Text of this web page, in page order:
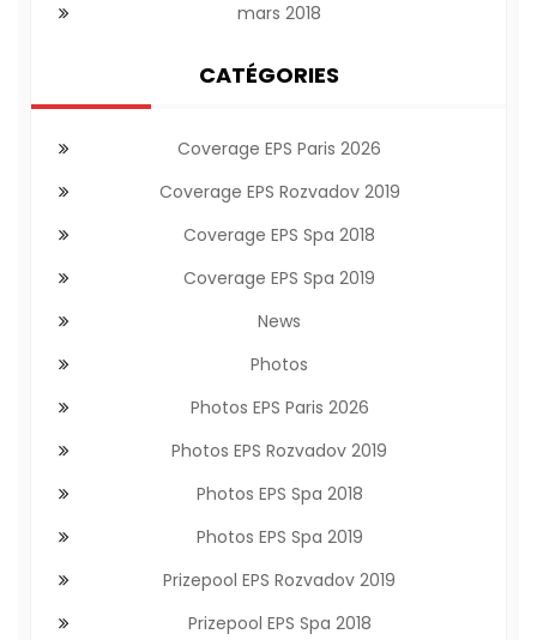
mars 2018
CATÉGORIES
Coverage EPS Paris 2026
Coverage EPS Rozvadov 2019
Coverage EPS Spa 2018
Coverage EPS Spa 2019
News
Photos
Photos EPS Paris 2026
Photos EPS Rozvadov 2019
Photos EPS Spa 2018
Photos EPS Spa 2019
Prizepool EPS Rozvadov 2019
Prizepool EPS Spa 2018